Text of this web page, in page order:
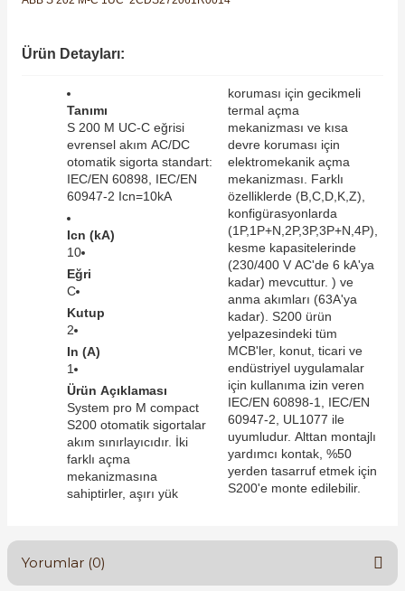
Pako Şalterler
SIMATIC Yazılım Paketleri
SIMOTION Hareket Kontrol Üniteleri
SIRIUS SAFETY
WinCC Unified Runtime Yazılımları
Ürün Detayları:
Tanımı
S 200 M UC-C eğrisi
evrensel akım AC/DC
otomatik sigorta standart:
IEC/EN 60898, IEC/EN
60947-2 Icn=10kA
Icn (kA)
10
Eğri
C
Kutup
2
In (A)
1
Ürün Açıklaması
System pro M compact
S200 otomatik sigortalar
akım sınırlayıcıdır. İki
farklı açma
mekanizmasına
sahiptirler, aşırı yük
koruması için gecikmeli
termal açma
mekanizması ve kısa
devre koruması için
elektromekanik açma
mekanizması. Farklı
özelliklerde (B,C,D,K,Z),
konfigürasyonlarda
(1P,1P+N,2P,3P,3P+N,4P),
kesme kapasitelerinde
(230/400 V AC'de 6 kA'ya
kadar) mevcuttur. ) ve
anma akımları (63A'ya
kadar). S200 ürün
yelpazesindeki tüm
MCB'ler, konut, ticari ve
endüstriyel uygulamalar
için kullanıma izin veren
IEC/EN 60898-1, IEC/EN
60947-2, UL1077 ile
uyumludur. Alttan montajlı
yardımcı kontak, %50
yerden tasarruf etmek için
S200'e monte edilebilir.
Yorumlar (0)